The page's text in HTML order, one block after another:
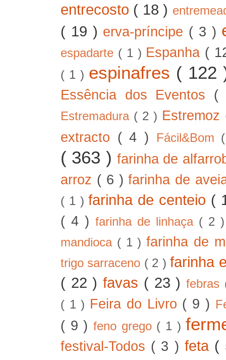
entrecosto ( 18 )
( 19 ) erva-príncipe ( 3 )
espadarte ( 1 ) Espanha (
( 1 ) espinafres (
Essência dos Eventos (
Estremadura ( 2 ) Estremoz
extracto ( 4 ) Fácil&Bom
( 363 )farinha de
arroz ( 6 )farinha de
( 1 )farinha de centeio (
( 4 ) farinha de linhaça ( 2
mandioca ( 1 )farinha de
trigo sarraceno ( 2 )farinha
( 22 )favas ( 23 ) febras
( 1 ) Feira do Livro ( 9 )
( 9 ) feno grego ( 1 )
festival-Todos ( 3 ) feta (